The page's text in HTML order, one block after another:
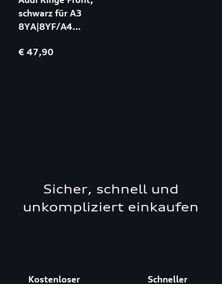
schwarz für A3
8YA|8YF/A4
F5P|F5F|F5E
€ 47,90
Sicher, schnell und
unkompliziert einkaufen
Kostenloser Schneller